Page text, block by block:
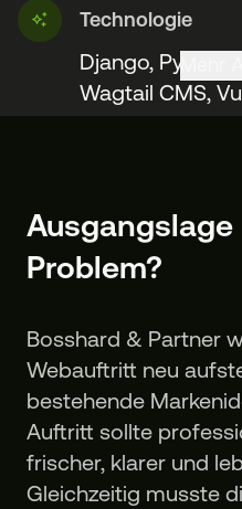
Technologie
Django, Python,
Wagtail CMS,
Ausgangslage
Problem?
Bosshard & Partner
Webauftritt neu
bestehende
Auftritt sollte
frischer, klarer und
Gleichzeitig musste